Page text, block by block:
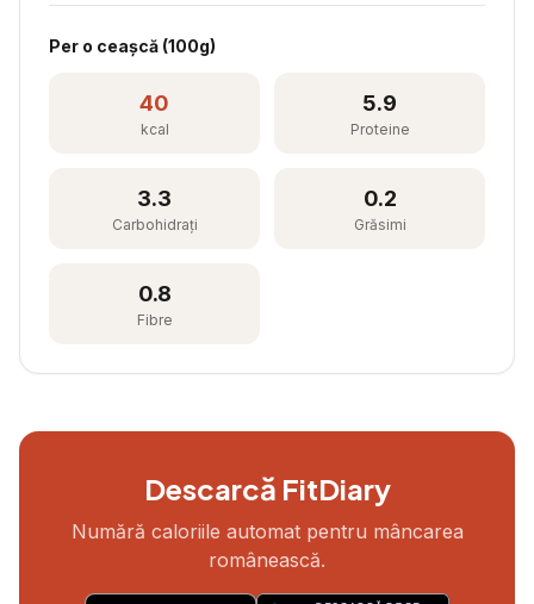
Per o ceașcă (100g)
40
kcal
5.9
Proteine
3.3
Carbohidrați
0.2
Grăsimi
0.8
Fibre
Descarcă FitDiary
Numără caloriile automat pentru mâncarea
românească.